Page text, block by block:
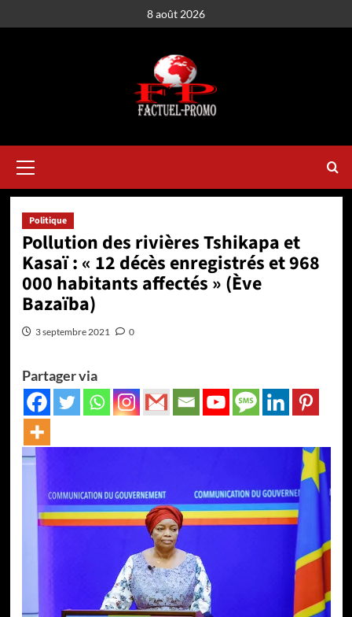
au
8 août 2026
principal
Politique
Pollution des rivières Tshikapa et
Kasaï : « 12 décès enregistrés et 968
000 habitants affectés » (Ève
Bazaïba)
3 septembre 2021 0
Partager via